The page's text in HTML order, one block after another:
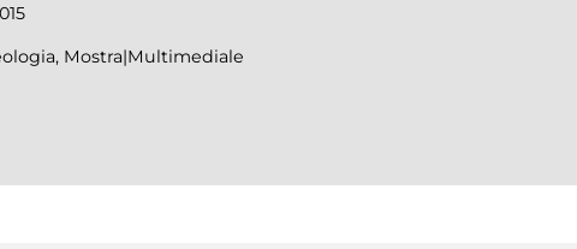
Mostra|Multimediale